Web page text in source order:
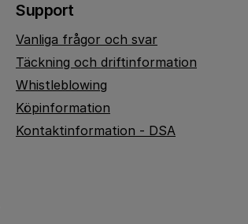
Support
Vanliga frågor och svar
Täckning och driftinformation
Whistleblowing
Köpinformation
Kontaktinformation - DSA